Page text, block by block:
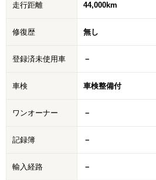
走行距離 44,000km
修復歴 無し
登録済未使用車 －
車検 車検整備付
ワンオーナー －
記録簿 －
輸入経路 －